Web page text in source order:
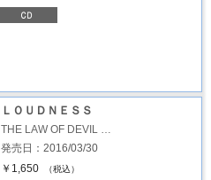
ＬＯＵＤＮＥＳＳ
THE LAW OF DEVIL …
発売日：2016/03/30
￥1,650
（税込）